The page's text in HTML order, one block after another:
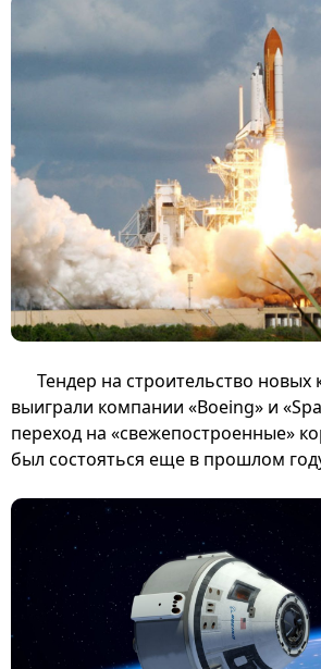
Тендер на строительство новых
выиграли компании «Boeing» и
переход на «свежепостроенные»
был состояться еще в прошлом